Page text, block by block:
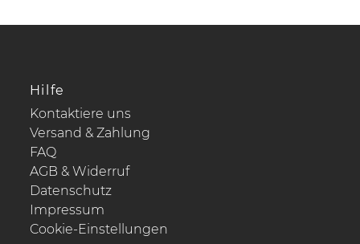
Hilfe
Kontaktiere uns
Versand & Zahlung
FAQ
AGB & Widerruf
Datenschutz
Impressum
Cookie-Einstellungen